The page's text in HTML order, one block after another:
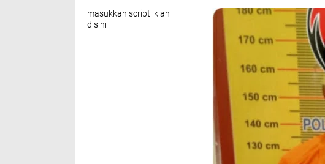
masukkan script iklan
disini